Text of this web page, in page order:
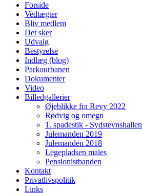
Forside
Vedtægter
Bliv medlem
Det sker
Udvalg
Bestyrelse
Indlæg (blog)
Parkourbanen
Dokumenter
Video
Billedgallerier
Øjeblikke fra Revy 2022
Rødvig og omegn
1. spadestik - Sydstevnshallen
Julemanden 2019
Julemanden 2018
Legepladsen males
Pensionistbanden
Kontakt
Privatlivspolitik
Links